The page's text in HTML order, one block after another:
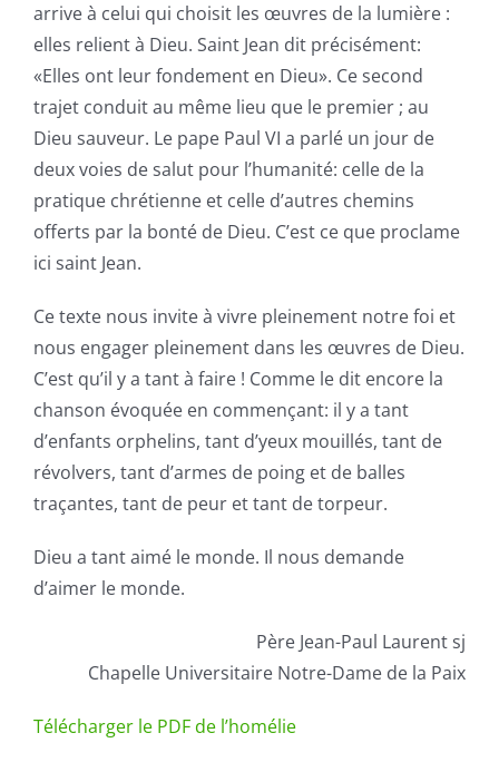
arrive à celui qui choisit les œuvres de la lumière :
elles relient à Dieu. Saint Jean dit précisément:
«Elles ont leur fondement en Dieu». Ce second
trajet conduit au même lieu que le premier ; au
Dieu sauveur. Le pape Paul VI a parlé un jour de
deux voies de salut pour l’humanité: celle de la
pratique chrétienne et celle d’autres chemins
offerts par la bonté de Dieu. C’est ce que proclame
ici saint Jean.
Ce texte nous invite à vivre pleinement notre foi et
nous engager pleinement dans les œuvres de Dieu.
C’est qu’il y a tant à faire ! Comme le dit encore la
chanson évoquée en commençant: il y a tant
d’enfants orphelins, tant d’yeux mouillés, tant de
révolvers, tant d’armes de poing et de balles
traçantes, tant de peur et tant de torpeur.
Dieu a tant aimé le monde. Il nous demande
d’aimer le monde.
Père Jean-Paul Laurent sj
Chapelle Universitaire Notre-Dame de la Paix
Télécharger le PDF de l’homélie